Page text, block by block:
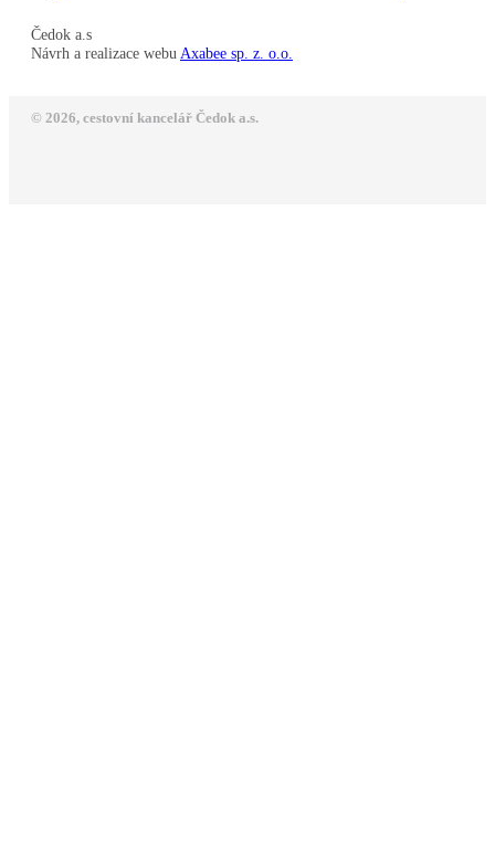
Čedok a.s
Návrh a realizace webu Axabee sp. z. o.o.
© 2026, cestovní kancelář Čedok a.s.